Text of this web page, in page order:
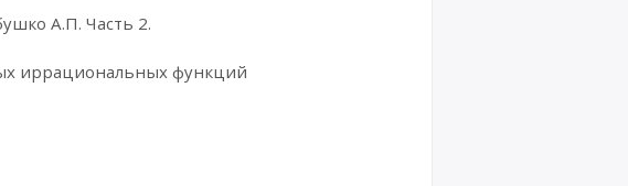
А.П. Часть 2.
иррациональных функций